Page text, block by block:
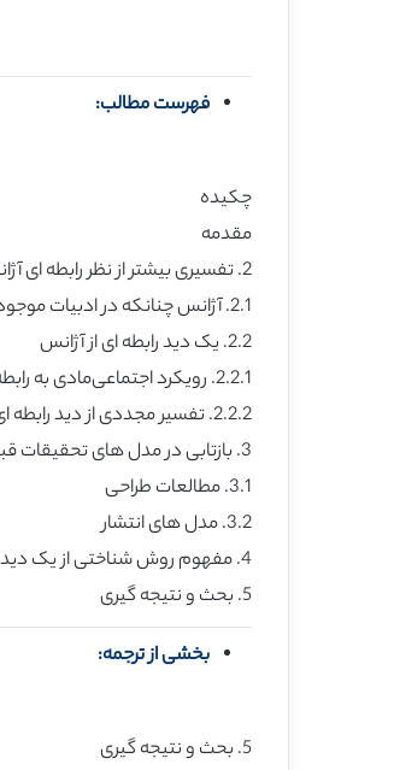
فهرست مطالب:
چکیده
مقدمه
2. تفسیری بیشتر از نظر رابطه ای آژانس و مفاهیم برای تحقیقات AIS
2.1. آژانس چنانکه در ادبیات موجود تئوریزه شده است
2.2. یک دید رابطه ای از آژانس
2.2.1. رویکرد اجتماعی‌مادی به رابطه ای
2.2.2. تفسیر مجددی از دید رابطه ای IS
3. بازتابی در مدل های تحقیقات قبلی AIS
3.1. مطالعات طراحی
3.2. مدل های انتشار
4. مفهوم روش شناختی از یک دید رابطه ای از آژانس
5. بحث و نتیجه گیری
بخشی از ترجمه:
5. بحث و نتیجه گیری